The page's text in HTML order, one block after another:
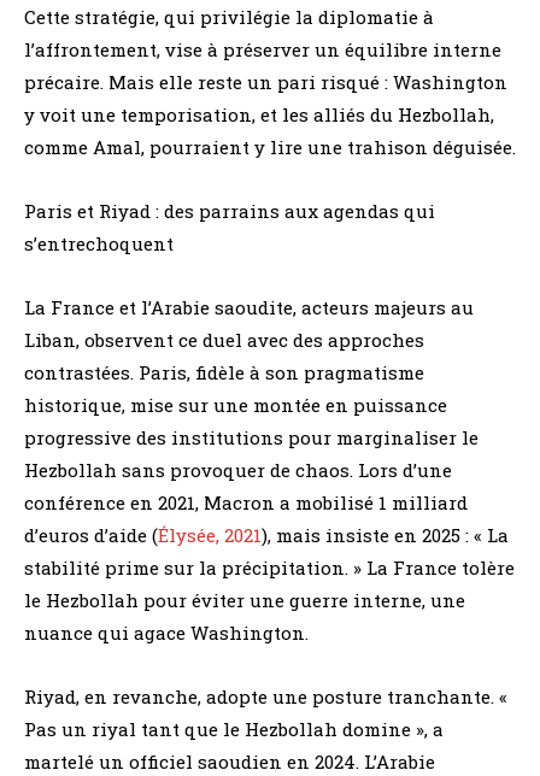
Cette stratégie, qui privilégie la diplomatie à
l’affrontement, vise à préserver un équilibre interne
précaire. Mais elle reste un pari risqué : Washington
y voit une temporisation, et les alliés du Hezbollah,
comme Amal, pourraient y lire une trahison déguisée.
Paris et Riyad : des parrains aux agendas qui
s’entrechoquent
La France et l’Arabie saoudite, acteurs majeurs au
Liban, observent ce duel avec des approches
contrastées. Paris, fidèle à son pragmatisme
historique, mise sur une montée en puissance
progressive des institutions pour marginaliser le
Hezbollah sans provoquer de chaos. Lors d’une
conférence en 2021, Macron a mobilisé 1 milliard
d’euros d’aide (Élysée, 2021), mais insiste en 2025 : « La
stabilité prime sur la précipitation. » La France tolère
le Hezbollah pour éviter une guerre interne, une
nuance qui agace Washington.
Riyad, en revanche, adopte une posture tranchante. «
Pas un riyal tant que le Hezbollah domine », a
martelé un officiel saoudien en 2024. L’Arabie